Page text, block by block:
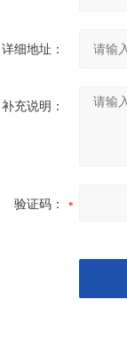
详细地址：
补充说明：
验证码：